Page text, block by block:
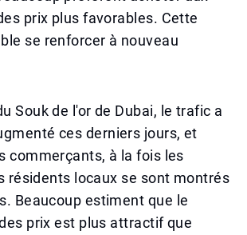
prix plus favorables. Cette
se renforcer à nouveau
Souk de l'or de Dubai, le trafic a
ces derniers jours, et
commerçants, à la fois les
résidents locaux se sont montrés
Beaucoup estiment que le
prix est plus attractif que